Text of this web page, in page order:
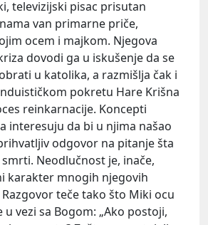
televizijski pisac prisutan
van primarne priče,
ocem i majkom. Njegova
dovodi ga u iskušenje da se
u katolika, a razmišlja čak i
pokretu Hare Krišna
reinkarnacije. Koncepti
interesuju da bi u njima našao
odgovor na pitanje šta
Neodlučnost je, inače,
karakter mnogih njegovih
teče tako što Miki ocu
vezi sa Bogom: „Ako postoji,